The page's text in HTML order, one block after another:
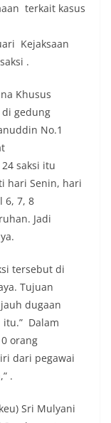
terkait kasus
Kejaksaan
.
Khusus
gedung
No.1
saksi itu
hari Senin, hari
6, 7, 8
Jadi
tersebut di
Tujuan
dugaan
itu.” Dalam
orang
dari pegawai
.
Sri Mulyani